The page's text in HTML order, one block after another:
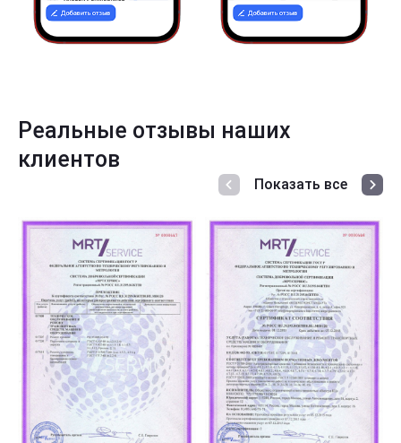
Реальные отзывы наших
клиентов
Показать все